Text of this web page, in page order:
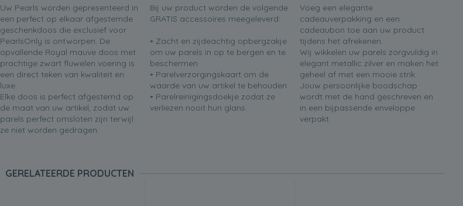
Uw Pearls worden gepresenteerd in
een perfect op elkaar afgestemde
geschenkdoos die exclusief voor
PearlsOnly is ontworpen. De
opvallende Royal mauve doos met
prachtige zwart fluwelen voering is
een direct teken van kwaliteit en
luxe.
Elke doos is perfect afgestemd op
de maat van uw artikel, zodat uw
parels perfect omsloten zijn terwijl
ze niet worden gedragen.
Bij uw product worden de volgende
GRATIS accessoires meegeleverd:
• Zacht en zijdeachtig opbergzakje
om uw parels in op te bergen en te
beschermen
• Parelverzorgingskaart om de
waarde van uw artikel te behouden
• Parelreinigingsdoekje zodat ze
verliezen nooit hun glans.
Voeg een elegante
cadeauverpakking en een
cadeaubon toe aan uw product
tijdens het afrekenen.
Wij wikkelen uw parels zorgvuldig in
elegant metallic zilver en maken het
geheel af met een mooie strik.
Jouw persoonlijke boodschap
wordt met de hand geschreven en
in een bijpassende enveloppe
verpakt.
GERELATEERDE PRODUCTEN